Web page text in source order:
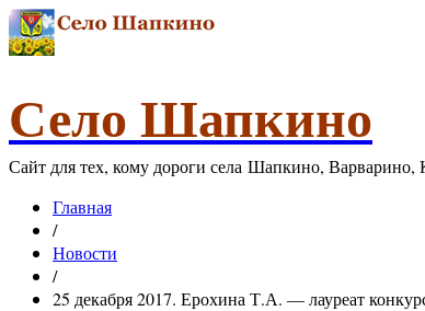
Село Шапкино
Сайт для тех, кому дороги села Шапкино,
Главная
/
Новости
/
25 декабря 2017. Ерохина Т.А. — лауреат